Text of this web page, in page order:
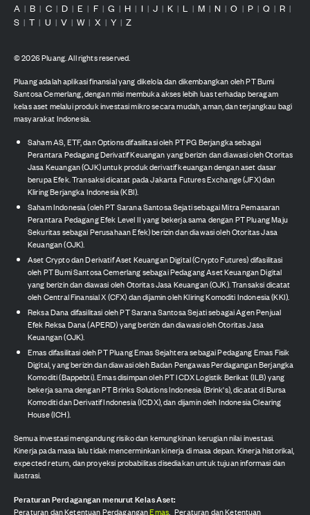
A | B | C | D | E | F | G | H | I | J | K | L | M | N | O | P | Q | R |
S | T | U | V | W | X | Y | Z
©2026Pluang. All rights reserved.
Pluang adalah aplikasi finansial yang dikelola dan dikembangkan oleh PT Bumi
Santosa Cemerlang, dengan misi membuka akses lebih luas terhadap beragam
kelas aset melalui produk investasi mikro secara mudah, aman, dan terjangkau bagi
masyarakat Indonesia.
Saham AS, ETF, dan Options difasilitasi oleh PT PG Berjangka sebagai
Perantara Pedagang Derivatif Keuangan yang berizin dan diawasi oleh Otoritas
Jasa Keuangan (OJK) untuk produk derivatif keuangan dengan aset dasar
berupa Efek. Transaksi dicatat pada Jakarta Futures Exchange (JFX) dan
Kliring Berjangka Indonesia (KBI).
Saham Indonesia (oleh PT Sarana Santosa Sejati sebagai Mitra Pemasaran
Perantara Pedagang Efek Level II yang bekerja sama dengan PT Pluang Maju
Sekuritas sebagai Perusahaan Efek) berizin dan diawasi oleh Otoritas Jasa
Keuangan (OJK).
Aset Crypto dan Derivatif Aset Keuangan Digital (Crypto Futures) difasilitasi
oleh PT Bumi Santosa Cemerlang sebagai Pedagang Aset Keuangan Digital
yang berizin dan diawasi oleh Otoritas Jasa Keuangan (OJK). Transaksi dicatat
oleh Central Finansial X (CFX) dan dijamin oleh Kliring Komoditi Indonesia (KKI).
Reksa Dana difasilitasi oleh PT Sarana Santosa Sejati sebagai Agen Penjual
Efek Reksa Dana (APERD) yang berizin dan diawasi oleh Otoritas Jasa
Keuangan (OJK).
Emas difasilitasi oleh PT Pluang Emas Sejahtera sebagai Pedagang Emas Fisik
Digital, yang berizin dan diawasi oleh Badan Pengawas Perdagangan Berjangka
Komoditi (Bappebti). Emas disimpan oleh PT ICDX Logistik Berikat (ILB) yang
bekerja sama dengan PT Brinks Solutions Indonesia (Brink's), dicatat di Bursa
Komoditi dan Derivatif Indonesia (ICDX), dan dijamin oleh Indonesia Clearing
House (ICH).
Semua investasi mengandung risiko dan kemungkinan kerugian nilai investasi.
Kinerja pada masa lalu tidak mencerminkan kinerja di masa depan. Kinerja historikal,
expected return, dan proyeksi probabilitas disediakan untuk tujuan informasi dan
ilustrasi.
Peraturan Perdagangan menurut Kelas Aset:
Peraturan dan Ketentuan PerdaganganEmas, Peraturan dan Ketentuan